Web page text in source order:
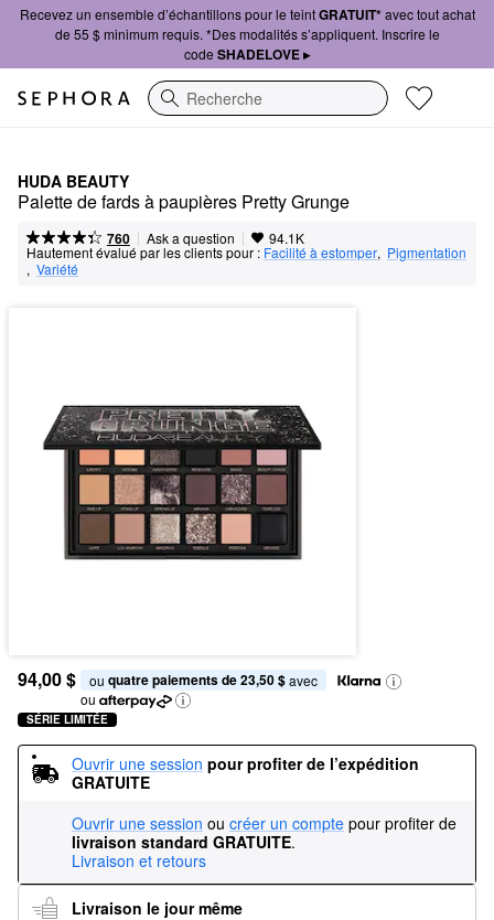
Recevez un ensemble d’échantillons pour le teintGRATUIT*avec tout achat
de 55 $ minimum requis. *Des modalités s’appliquent. Inscrire le
code SHADELOVE ▸
Recherche
HUDA BEAUTY
Palette de fards à paupières Pretty Grunge
760 | Ask a question | 94.1K
Hautement évalué par les clients pour : Facilité à estomper, Pigmentation
, Variété
94,00 $ ou quatre paiements de 23,50 $ avec
ou
SÉRIE LIMITÉE
Ouvrir une session pour profiter de l’expédition
GRATUITE
Ouvrir une session ou créer un compte pour profiter de
livraison standard GRATUITE.
Livraison et retours
Livraison le jour même